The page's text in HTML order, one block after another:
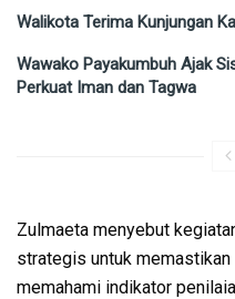
Walikota Terima Kunjungan
Wawako Payakumbuh Ajak
Perkuat Iman dan Tagwa
Zulmaeta menyebut
strategis untuk
memahami indikator